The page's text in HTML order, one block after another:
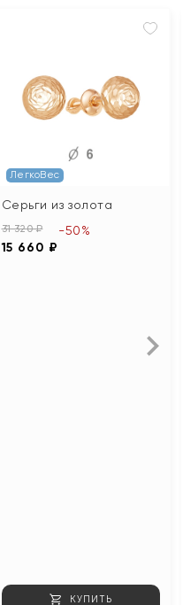
ЛегкоВес
Серьги из золота
31 320 ₽
15 660 ₽
-50%
КУПИТЬ